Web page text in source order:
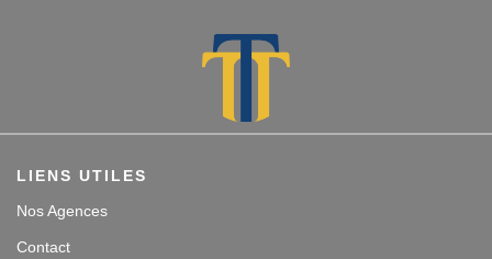
LIENS UTILES
Nos Agences
Contact